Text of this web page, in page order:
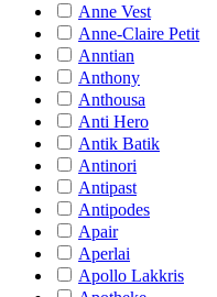
Anne Vest
Anne-Claire Petit
Anntian
Anthony
Anthousa
Anti Hero
Antik Batik
Antinori
Antipast
Antipodes
Apair
Aperlai
Apollo Lakkris